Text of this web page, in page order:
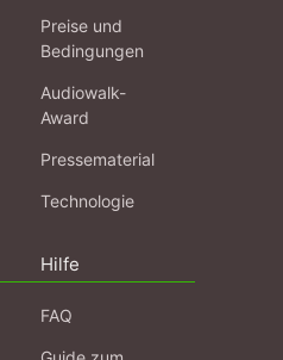
Preise und
Bedingungen
Audiowalk-
Award
Pressematerial
Technologie
Hilfe
FAQ